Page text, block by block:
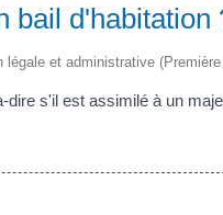
bail d'habitation
et administrative
dire s'il est assimilé à un